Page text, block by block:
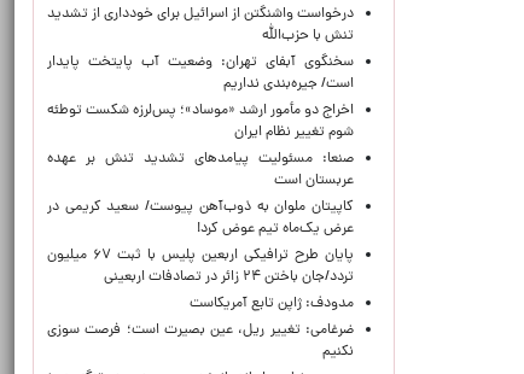
درخواست واشنگتن از اسرائیل برای خودداری از تشدید
تنش با حزب‌الله
سخنگوی آبفای تهران: وضعیت آب پایتخت پایدار
است/ جیره‌بندی نداریم
اخراج دو مأمور ارشد «موساد»؛ پس‌لرزه شکست توطئه
شوم تغییر نظام ایران
صنعا: مسئولیت پیامدهای تشدید تنش بر عهده
عربستان است
کاپیتان ملوان به ذوب‌آهن پیوست/ سعید کریمی در
عرض یک‌ماه تیم عوض کرد!
پایان طرح ترافیکی اربعین پلیس با ثبت ۶۷ میلیون
تردد/جان باختن ۲۴ زائر در تصادفات اربعینی
مدودف: ژاپن تابع آمریکاست
ضرغامی: تغییر ریل، عین بصیرت است؛ فرصت سوزی
نکنیم